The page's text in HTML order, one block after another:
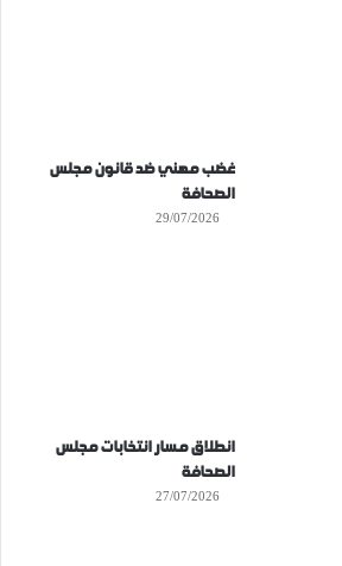
غضب مهني ضد قانون مجلس
الصحافة
29/07/2026
انطلاق مسار انتخابات مجلس
الصحافة
27/07/2026